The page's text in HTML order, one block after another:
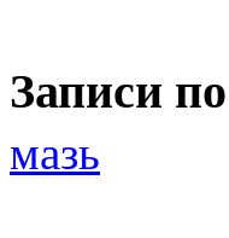
Записи
мазь